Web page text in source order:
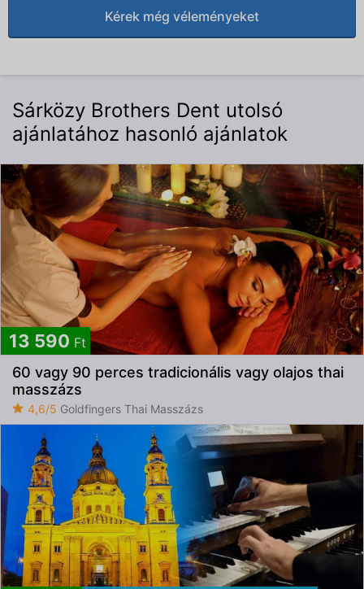
Kérek még véleményeket
Sárközy Brothers Dent utolsó
ajánlatához hasonló ajánlatok
13 590 Ft
60 vagy 90 perces tradicionális vagy olajos thai
masszázs
4,6/5 Goldfingers Thai Masszázs